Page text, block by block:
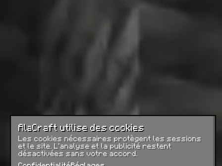
AlaCraft utilise des cookies
Les cookies nécessaires protègent les sessions
et le site. L’analyse et la publicité restent
désactivées sans votre accord.